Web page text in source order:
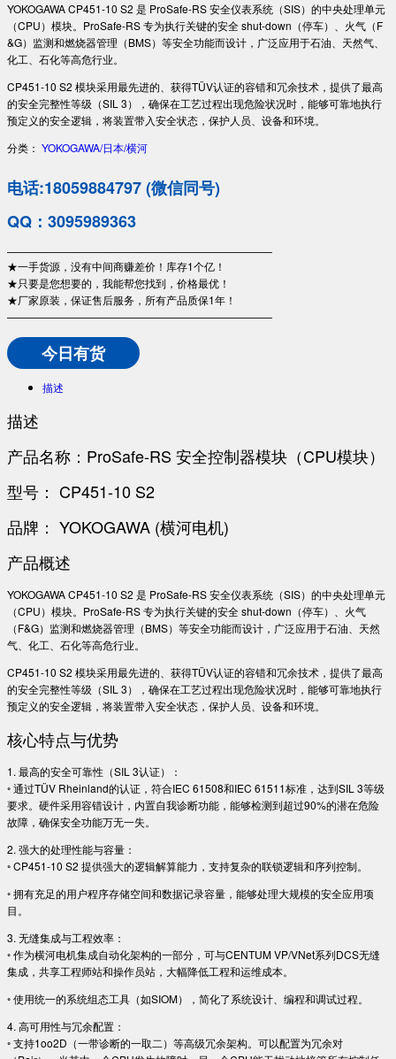
YOKOGAWA CP451-10 S2 是 ProSafe-RS 安全仪表系统（SIS）的中央处理单元
（CPU）模块。ProSafe-RS 专为执行关键的安全 shut-down（停车）、火气（F
&G）监测和燃烧器管理（BMS）等安全功能而设计，广泛应用于石油、天然气、
化工、石化等高危行业。
CP451-10 S2 模块采用最先进的、获得TÜV认证的容错和冗余技术，提供了最高
的安全完整性等级（SIL 3），确保在工艺过程出现危险状况时，能够可靠地执行
预定义的安全逻辑，将装置带入安全状态，保护人员、设备和环境。
分类： YOKOGAWA/日本/横河
电话:18059884797 (微信同号)
QQ：3095989363
—————————————————————————
★一手货源，没有中间商赚差价！库存1个亿！
★只要是您想要的，我能帮您找到，价格最优！
★厂家原装，保证售后服务，所有产品质保1年！
—————————————————————————
今日有货
描述
描述
产品名称：ProSafe-RS 安全控制器模块（CPU模块）
型号： CP451-10 S2
品牌： YOKOGAWA (横河电机)
产品概述
YOKOGAWA CP451-10 S2 是 ProSafe-RS 安全仪表系统（SIS）的中央处理单元
（CPU）模块。ProSafe-RS 专为执行关键的安全 shut-down（停车）、火气
（F&G）监测和燃烧器管理（BMS）等安全功能而设计，广泛应用于石油、天然
气、化工、石化等高危行业。
CP451-10 S2 模块采用最先进的、获得TÜV认证的容错和冗余技术，提供了最高
的安全完整性等级（SIL 3），确保在工艺过程出现危险状况时，能够可靠地执行
预定义的安全逻辑，将装置带入安全状态，保护人员、设备和环境。
核心特点与优势
1. 最高的安全可靠性（SIL 3认证）：
◦ 通过TÜV Rheinland的认证，符合IEC 61508和IEC 61511标准，达到SIL 3等级
要求。硬件采用容错设计，内置自我诊断功能，能够检测到超过90%的潜在危险
故障，确保安全功能万无一失。
2. 强大的处理性能与容量：
◦ CP451-10 S2 提供强大的逻辑解算能力，支持复杂的联锁逻辑和序列控制。
◦ 拥有充足的用户程序存储空间和数据记录容量，能够处理大规模的安全应用项
目。
3. 无缝集成与工程效率：
◦ 作为横河电机集成自动化架构的一部分，可与CENTUM VP/VNet系列DCS无缝
集成，共享工程师站和操作员站，大幅降低工程和运维成本。
◦ 使用统一的系统组态工具（如SIOM），简化了系统设计、编程和调试过程。
4. 高可用性与冗余配置：
◦ 支持1oo2D（一带诊断的一取二）等高级冗余架构。可以配置为冗余对